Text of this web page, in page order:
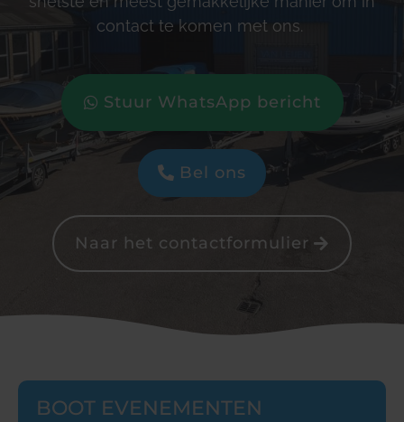
contact te komen met ons.
Stuur WhatsApp bericht
Bel ons
Naar het contactformulier
BOOT EVENEMENTEN